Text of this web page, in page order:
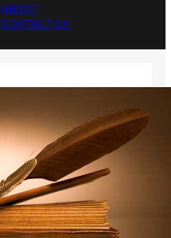
ABOUT
CONTACT US